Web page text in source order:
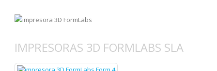
IMPRESORAS 3D FORMLABS SLA